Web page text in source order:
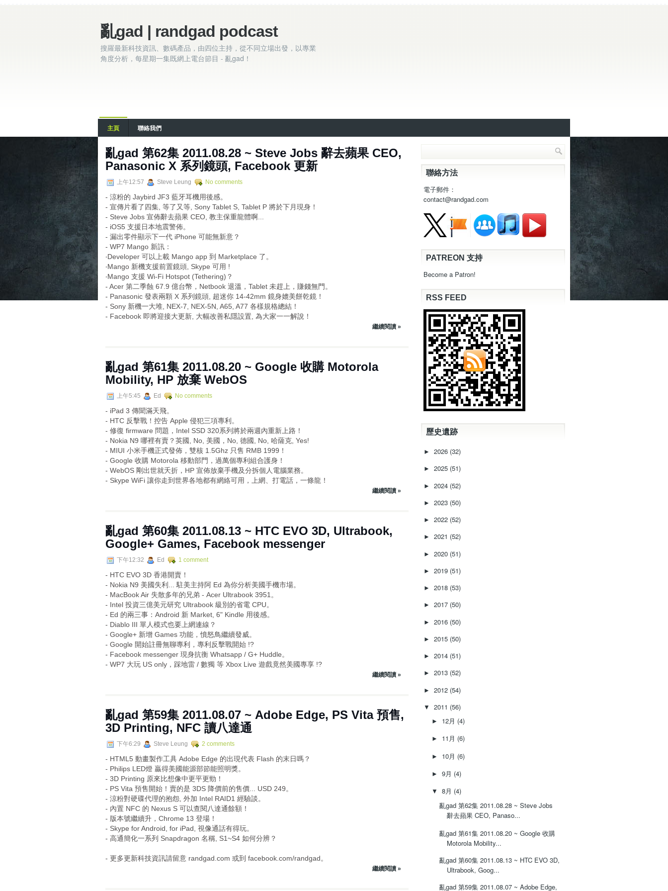
亂gad | randgad podcast
搜羅最新科技資訊、數碼產品，由四位主持，從不同立場出發，以專業
角度分析，每星期一集既網上電台節目 - 亂gad！
主頁 聯絡我們
亂gad 第62集 2011.08.28 ~ Steve Jobs 辭去蘋果 CEO,
Panasonic X 系列鏡頭, Facebook 更新
上午12:57 Steve Leung No comments
- 涼粉的 Jaybird JF3 藍牙耳機用後感。
- 宣傳片看了四集, 等了又等, Sony Tablet S, Tablet P 將於下月現身！
- Steve Jobs 宣佈辭去蘋果 CEO, 教主保重龍體啊...
- iOS5 支援日本地震警佈。
- 漏出零件顯示下一代 iPhone 可能無新意？
- WP7 Mango 新訊：
‧Developer 可以上載 Mango app 到 Marketplace 了。
‧Mango 新機支援前置鏡頭, Skype 可用 !
‧Mango 支援 Wi-Fi Hotspot (Tethering)？
- Acer 第二季蝕 67.9 億台幣，Netbook 退溫，Tablet 未趕上，賺錢無門。
- Panasonic 發表兩顆 X 系列鏡頭, 超迷你 14-42mm 鏡身媲美餅乾鏡！
- Sony 新機一大堆, NEX-7, NEX-5N, A65, A77 各樣規格總結！
- Facebook 即將迎接大更新, 大幅改善私隱設置, 為大家一一解說！
繼續閱讀 »
亂gad 第61集 2011.08.20 ~ Google 收購 Motorola
Mobility, HP 放棄 WebOS
上午5:45 Ed No comments
- iPad 3 傳聞滿天飛。
- HTC 反擊戰！控告 Apple 侵犯三項專利。
- 修復 firmware 問題，Intel SSD 320系列將於兩週內重新上路！
- Nokia N9 哪裡有賣？英國, No, 美國，No, 德國, No, 哈薩克, Yes!
- MIUI 小米手機正式發佈，雙核 1.5Ghz 只售 RMB 1999！
- Google 收購 Motorola 移動部門，過萬個專利組合護身！
- WebOS 剛出世就夭折，HP 宣佈放棄手機及分拆個人電腦業務。
- Skype WiFi 讓你走到世界各地都有網絡可用，上網、打電話，一條龍！
繼續閱讀 »
亂gad 第60集 2011.08.13 ~ HTC EVO 3D, Ultrabook,
Google+ Games, Facebook messenger
下午12:32 Ed 1 comment
- HTC EVO 3D 香港開賣！
- Nokia N9 美國失利... 駐美主持阿 Ed 為你分析美國手機市場。
- MacBook Air 失散多年的兄弟 - Acer Ultrabook 3951。
- Intel 投資三億美元研究 Ultrabook 級別的省電 CPU。
- Ed 的兩三事：Android 新 Market, 6" Kindle 用後感。
- Diablo III 單人模式也要上網連線？
- Google+ 新增 Games 功能，憤怒鳥繼續發威。
- Google 開始註冊無聊專利，專利反擊戰開始 !?
- Facebook messenger 現身抗衡 Whatsapp / G+ Huddle。
- WP7 大玩 US only，踩地雷 / 數獨 等 Xbox Live 遊戲竟然美國專享 !?
繼續閱讀 »
亂gad 第59集 2011.08.07 ~ Adobe Edge, PS Vita 預售,
3D Printing, NFC 讀八達通
下午6:29 Steve Leung 2 comments
- HTML5 動畫製作工具 Adobe Edge 的出現代表 Flash 的末日嗎？
- Philips LED燈 贏得美國能源部節能照明獎。
- 3D Printing 原來比想像中更平更勁！
- PS Vita 預售開始！賣的是 3DS 降價前的售價... USD 249。
- 涼粉對硬碟代理的抱怨, 外加 Intel RAID1 經驗談。
- 內置 NFC 的 Nexus S 可以查閱八達通餘額！
- 版本號繼續升，Chrome 13 登場！
- Skype for Android, for iPad, 視像通話有得玩。
- 高通簡化一系列 Snapdragon 名稱, S1~S4 如何分辨？
- 更多更新科技資訊請留意 randgad.com 或到 facebook.com/randgad。
繼續閱讀 »
聯絡方法
電子郵件：
contact@randgad.com
PATREON 支持
Become a Patron!
RSS FEED
歷史遺跡
► 2026 (32)
► 2025 (51)
► 2024 (52)
► 2023 (50)
► 2022 (52)
► 2021 (52)
► 2020 (51)
► 2019 (51)
► 2018 (53)
► 2017 (50)
► 2016 (50)
► 2015 (50)
► 2014 (51)
► 2013 (52)
► 2012 (54)
▼ 2011 (56)
► 12月 (4)
► 11月 (6)
► 10月 (6)
► 9月 (4)
▼ 8月 (4)
亂gad 第62集 2011.08.28 ~ Steve Jobs
辭去蘋果 CEO, Panaso...
亂gad 第61集 2011.08.20 ~ Google 收購
Motorola Mobility...
亂gad 第60集 2011.08.13 ~ HTC EVO 3D,
Ultrabook, Goog...
亂gad 第59集 2011.08.07 ~ Adobe Edge,